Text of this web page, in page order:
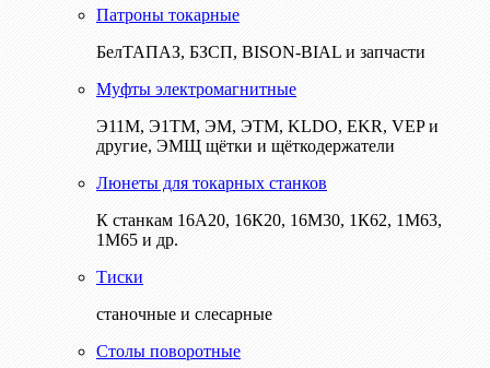
Патроны токарные
БелТАПАЗ, БЗСП, BISON-BIAL и запчасти
Муфты электромагнитные
Э11М, Э1ТМ, ЭМ, ЭТМ, KLDO, EKR, VEP и
другие, ЭМЩ щётки и щёткодержатели
Люнеты для токарных станков
К станкам 16А20, 16К20, 16М30, 1К62, 1М63,
1М65 и др.
Тиски
станочные и слесарные
Столы поворотные